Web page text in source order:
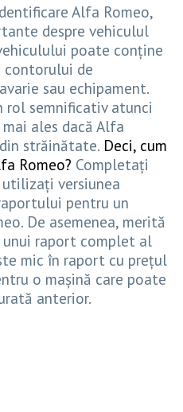
Alfa Romeo,
despre vehiculul
poate conține
de
sau echipament.
rol semnificativ atunci
ales dacă Alfa
străinătate. Deci, cum
Romeo? Completați
versiunea
pentru un
De asemenea, merită
raport complet al
mic în raport cu prețul
o mașină care poate
anterior.